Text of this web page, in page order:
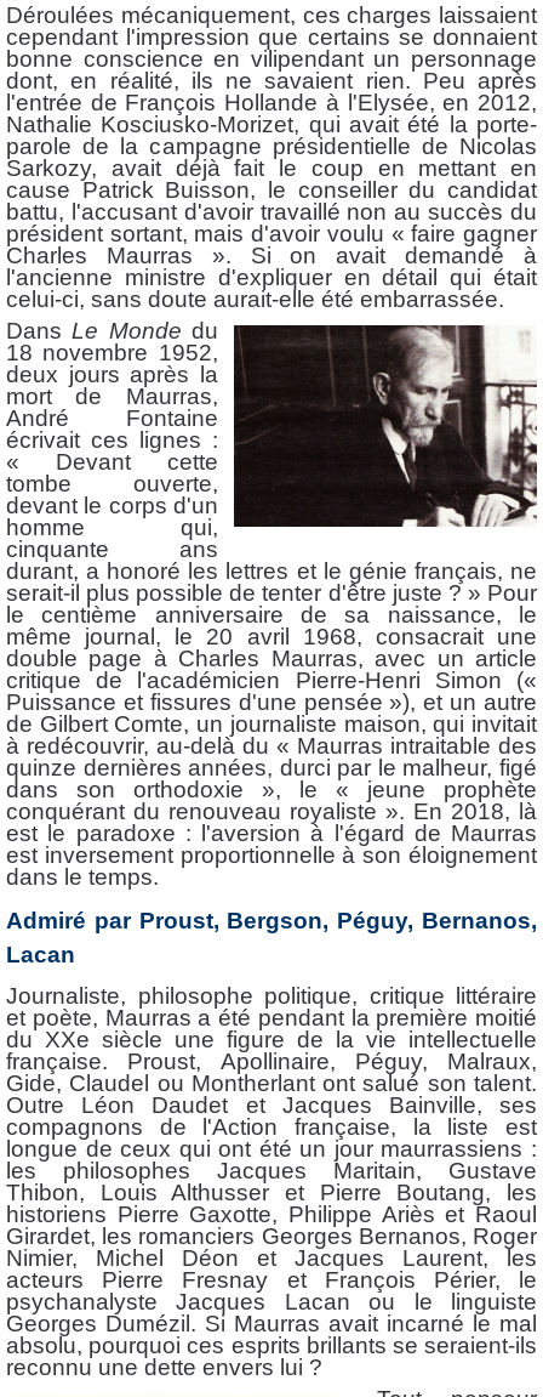
Déroulées mécaniquement, ces charges laissaient
cependant l'impression que certains se donnaient
bonne conscience en vilipendant un personnage
dont, en réalité, ils ne savaient rien. Peu après
l'entrée de François Hollande à l'Elysée, en 2012,
Nathalie Kosciusko-Morizet, qui avait été la porte-
parole de la campagne présidentielle de Nicolas
Sarkozy, avait déjà fait le coup en mettant en
cause Patrick Buisson, le conseiller du candidat
battu, l'accusant d'avoir travaillé non au succès du
président sortant, mais d'avoir voulu « faire gagner
Charles Maurras ». Si on avait demandé à
l'ancienne ministre d'expliquer en détail qui était
celui-ci, sans doute aurait-elle été embarrassée.
DansLe Monde du
18 novembre 1952,
deux jours après la
mort de Maurras,
André Fontaine
écrivait ces lignes :
« Devant cette
tombe ouverte,
devant le corps d'un
homme qui,
cinquante ans
durant, a honoré les lettres et le génie français, ne
serait-il plus possible de tenter d'être juste ? » Pour
le centième anniversaire de sa naissance, le
même journal, le 20 avril 1968, consacrait une
double page à Charles Maurras, avec un article
critique de l'académicien Pierre-Henri Simon («
Puissance et fissures d'une pensée »), et un autre
de Gilbert Comte, un journaliste maison, qui invitait
à redécouvrir, au-delà du « Maurras intraitable des
quinze dernières années, durci par le malheur, figé
dans son orthodoxie », le « jeune prophète
conquérant du renouveau royaliste ». En 2018, là
est le paradoxe : l'aversion à l'égard de Maurras
est inversement proportionnelle à son éloignement
dans le temps.
Admiré par Proust, Bergson, Péguy, Bernanos,
Lacan
Journaliste, philosophe politique, critique littéraire
et poète, Maurras a été pendant la première moitié
du XXe siècle une figure de la vie intellectuelle
française. Proust, Apollinaire, Péguy, Malraux,
Gide, Claudel ou Montherlant ont salué son talent.
Outre Léon Daudet et Jacques Bainville, ses
compagnons de l'Action française, la liste est
longue de ceux qui ont été un jour maurrassiens :
les philosophes Jacques Maritain, Gustave
Thibon, Louis Althusser et Pierre Boutang, les
historiens Pierre Gaxotte, Philippe Ariès et Raoul
Girardet, les romanciers Georges Bernanos, Roger
Nimier, Michel Déon et Jacques Laurent, les
acteurs Pierre Fresnay et François Périer, le
psychanalyste Jacques Lacan ou le linguiste
Georges Dumézil. Si Maurras avait incarné le mal
absolu, pourquoi ces esprits brillants se seraient-ils
reconnu une dette envers lui ?